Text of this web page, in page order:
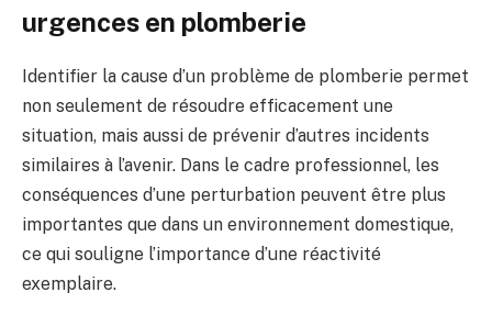
urgences en plomberie
Identifier la cause d’un problème de plomberie permet
non seulement de résoudre efficacement une
situation, mais aussi de prévenir d’autres incidents
similaires à l’avenir. Dans le cadre professionnel, les
conséquences d’une perturbation peuvent être plus
importantes que dans un environnement domestique,
ce qui souligne l’importance d’une réactivité
exemplaire.